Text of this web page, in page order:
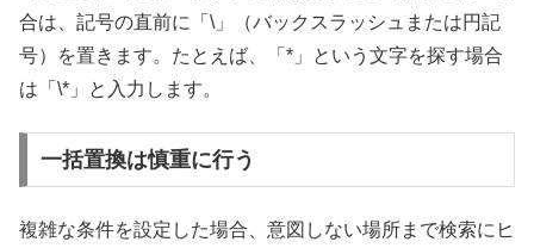
合は、記号の直前に「\」（バックスラッシュまたは円記
号）を置きます。たとえば、「*」という文字を探す場合
は「\*」と入力します。
一括置換は慎重に行う
複雑な条件を設定した場合、意図しない場所まで検索にヒ